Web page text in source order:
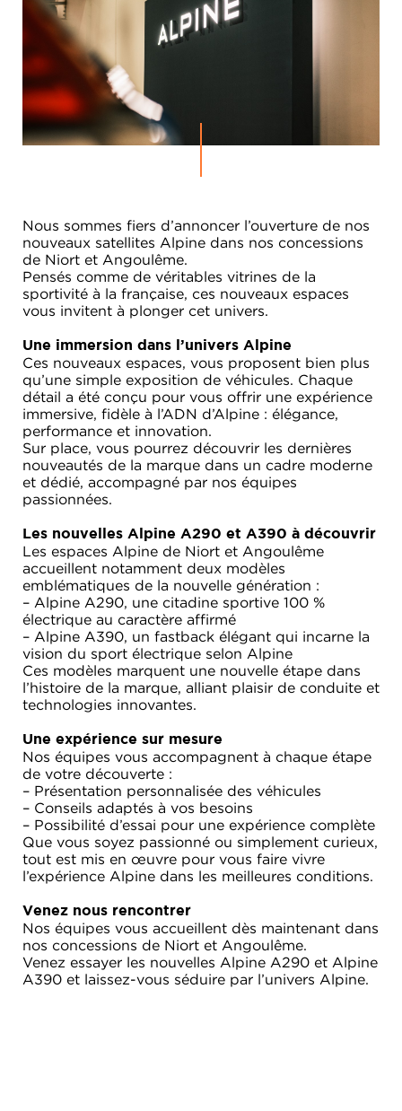
Nous sommes fiers d’annoncer l’ouverture de nos
nouveaux satellites Alpine dans nos concessions
de Niort et Angoulême.
Pensés comme de véritables vitrines de la
sportivité à la française, ces nouveaux espaces
vous invitent à plonger cet univers.
Une immersion dans l’univers Alpine
Ces nouveaux espaces, vous proposent bien plus
qu’une simple exposition de véhicules. Chaque
détail a été conçu pour vous offrir une expérience
immersive, fidèle à l’ADN d’Alpine : élégance,
performance et innovation.
Sur place, vous pourrez découvrir les dernières
nouveautés de la marque dans un cadre moderne
et dédié, accompagné par nos équipes
passionnées.
Les nouvelles Alpine A290 et A390 à découvrir
Les espaces Alpine de Niort et Angoulême
accueillent notamment deux modèles
emblématiques de la nouvelle génération :
– Alpine A290, une citadine sportive 100 %
électrique au caractère affirmé
– Alpine A390, un fastback élégant qui incarne la
vision du sport électrique selon Alpine
Ces modèles marquent une nouvelle étape dans
l’histoire de la marque, alliant plaisir de conduite et
technologies innovantes.
Une expérience sur mesure
Nos équipes vous accompagnent à chaque étape
de votre découverte :
– Présentation personnalisée des véhicules
– Conseils adaptés à vos besoins
– Possibilité d’essai pour une expérience complète
Que vous soyez passionné ou simplement curieux,
tout est mis en œuvre pour vous faire vivre
l’expérience Alpine dans les meilleures conditions.
Venez nous rencontrer
Nos équipes vous accueillent dès maintenant dans
nos concessions de Niort et Angoulême.
Venez essayer les nouvelles Alpine A290 et Alpine
A390 et laissez-vous séduire par l’univers Alpine.